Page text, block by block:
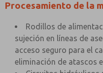
Procesamiento de la
Rodillos de
sujeción en líneas de
acceso seguro para el
eliminación de atascos